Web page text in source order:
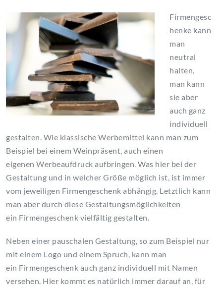
Firmengesc
henke kann
man
neutral
halten,
man kann
sie aber
auch ganz
individuell
gestalten. Wie klassische Werbemittel kann man zum
Beispiel bei einem Weinpräsent, auch einen
eigenen Werbeaufdruck aufbringen. Was hier bei der
Gestaltung und in welcher Größe möglich ist, ist immer
vom jeweiligen Firmengeschenk abhängig. Letztlich kann
man aber durch diese Gestaltungsmöglichkeiten
ein Firmengeschenk vielfältig gestalten.
Neben einer pauschalen Gestaltung, so zum Beispiel nur
mit einem Logo und einem Spruch, kann man
ein Firmengeschenk auch ganz individuell mit Namen
versehen. Hier kommt es natürlich immer darauf an, für